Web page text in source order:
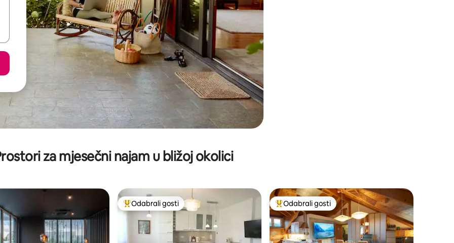
za mjesečni najam u bližoj okolici
Među najviše rangiranima s oznakom „Odabrali gosti”
Odabrali gosti Među najviše rangiranima s oznakom „Odabrali gosti”
Odabrali gosti